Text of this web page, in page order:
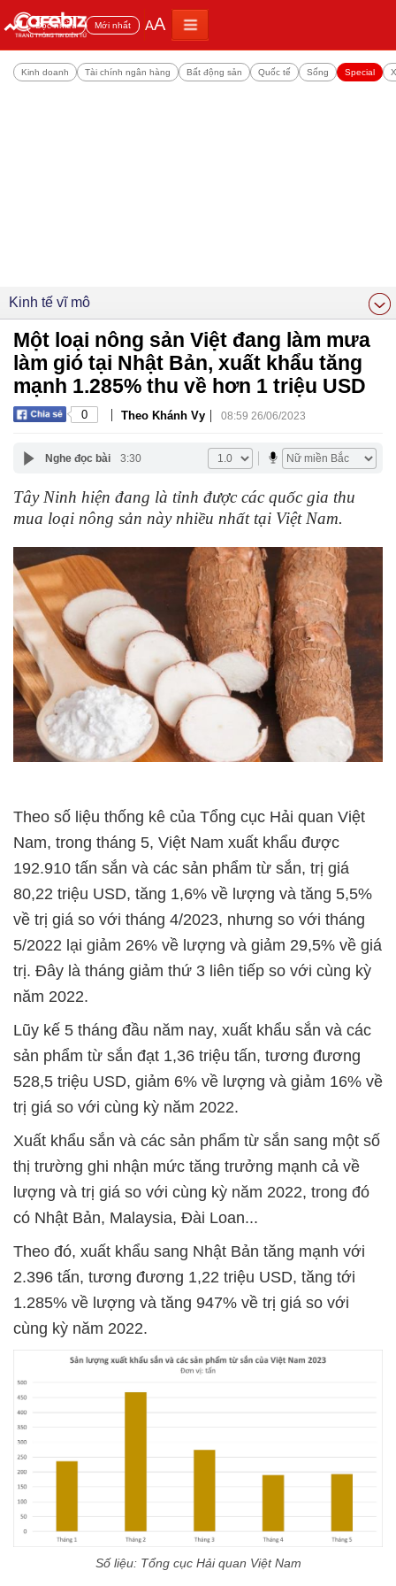
Đọc nhiều Mới nhất AA
Kinh doanh Tài chính ngân hàng Bất động sản Quốc tế Sống Special
Kinh tế vĩ mô
Một loại nông sản Việt đang làm mưa
làm gió tại Nhật Bản, xuất khẩu tăng
mạnh 1.285% thu về hơn 1 triệu USD
0 | Theo Khánh Vy | 08:59 26/06/2023
Nghe đọc bài 3:30
Tây Ninh hiện đang là tỉnh được các quốc gia thu
mua loại nông sản này nhiều nhất tại Việt Nam.
Theo số liệu thống kê của Tổng cục Hải quan Việt
Nam, trong tháng 5, Việt Nam xuất khẩu được
192.910 tấn sắn và các sản phẩm từ sắn, trị giá
80,22 triệu USD, tăng 1,6% về lượng và tăng 5,5%
về trị giá so với tháng 4/2023, nhưng so với tháng
5/2022 lại giảm 26% về lượng và giảm 29,5% về giá
trị. Đây là tháng giảm thứ 3 liên tiếp so với cùng kỳ
năm 2022.
Lũy kế 5 tháng đầu năm nay, xuất khẩu sắn và các
sản phẩm từ sắn đạt 1,36 triệu tấn, tương đương
528,5 triệu USD, giảm 6% về lượng và giảm 16% về
trị giá so với cùng kỳ năm 2022.
Xuất khẩu sắn và các sản phẩm từ sắn sang một số
thị trường ghi nhận mức tăng trưởng mạnh cả về
lượng và trị giá so với cùng kỳ năm 2022, trong đó
có Nhật Bản, Malaysia, Đài Loan...
Theo đó, xuất khẩu sang Nhật Bản tăng mạnh với
2.396 tấn, tương đương 1,22 triệu USD, tăng tới
1.285% về lượng và tăng 947% về trị giá so với
cùng kỳ năm 2022.
Số liệu: Tổng cục Hải quan Việt Nam